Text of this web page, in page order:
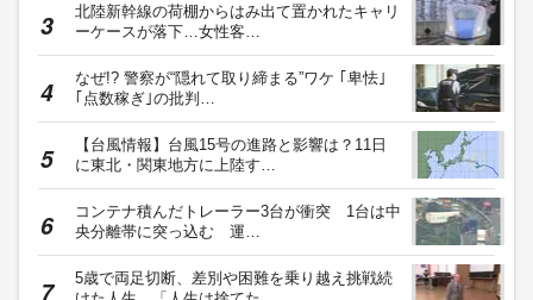
北陸新幹線の荷棚からはみ出て置かれたキャリ
ーケースが落下…女性客…
なぜ!? 警察が“隠れて取り締まる”ワケ ｢卑怯｣
｢点数稼ぎ｣の批判…
【台風情報】台風15号の進路と影響は？11日
に東北・関東地方に上陸す…
コンテナ積んだトレーラー3台が衝突 1台は中
央分離帯に突っ込む 運…
5歳で両足切断、差別や困難を乗り越え挑戦続